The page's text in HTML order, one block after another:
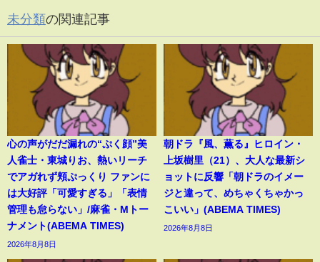
未分類の関連記事
心の声がだだ漏れの“ぷく顔”美
人雀士・東城りお、熱いリーチ
でアガれず頬ぷっくり ファンに
は大好評「可愛すぎる」「表情
管理も怠らない」/麻雀・Mトー
ナメント(ABEMA TIMES)
2026年8月8日
朝ドラ『風、薫る』ヒロイン・
上坂樹里（21）、大人な最新シ
ョットに反響「朝ドラのイメー
ジと違って、めちゃくちゃかっ
こいい」(ABEMA TIMES)
2026年8月8日